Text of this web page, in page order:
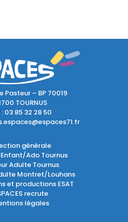
Pasteur – BP 70019
TOURNUS
03 85 32 28 50
générale
Ado Tournus
Adulte Tournus
Montret/Louhans
et productions ESAT
recrute
légales